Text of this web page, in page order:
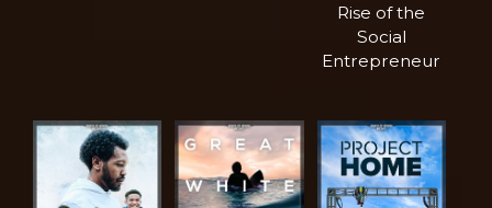
Rise of the
Social
Entrepreneur